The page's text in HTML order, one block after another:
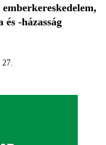
és -házasság
27.